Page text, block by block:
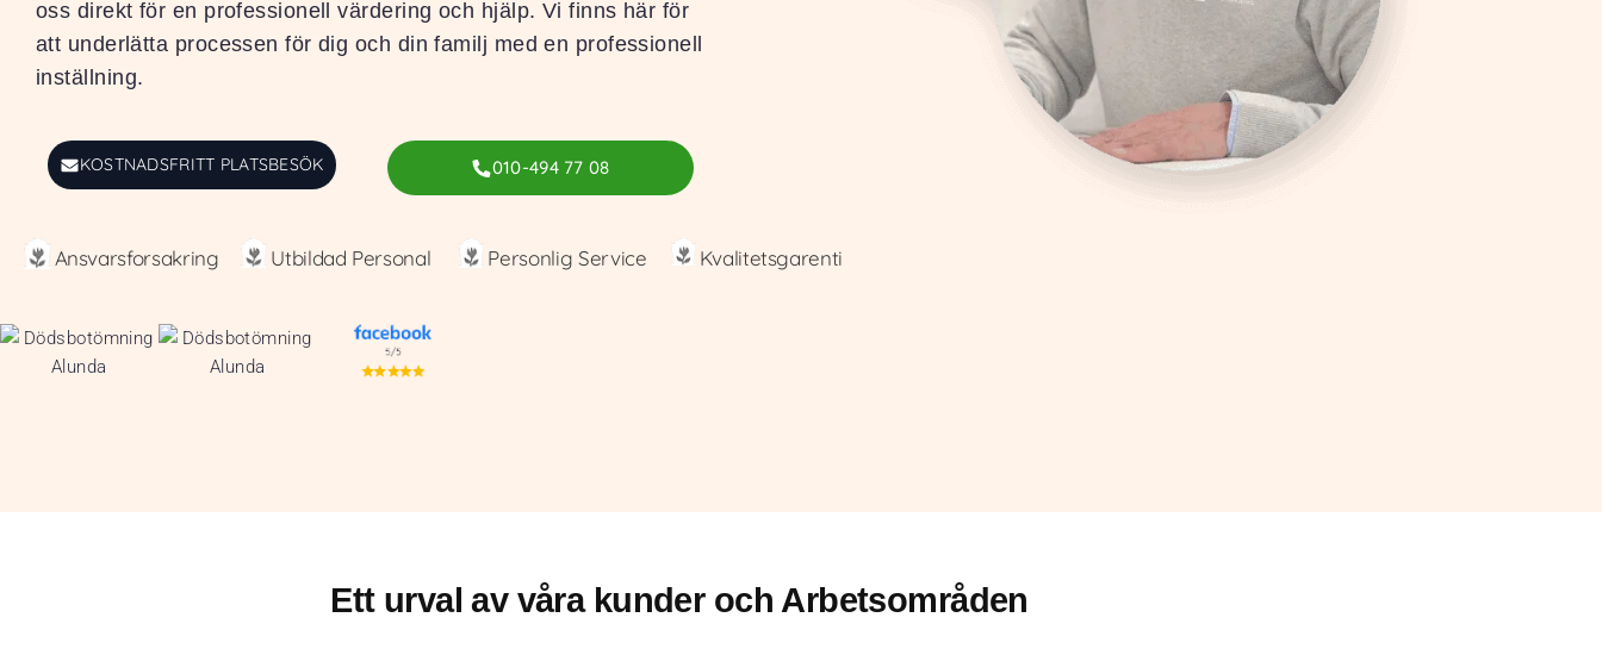
oss direkt för en professionell värdering och hjälp. Vi finns här för
att underlätta processen för dig och din familj med en professionell
inställning.
KOSTNADSFRITT PLATSBESÖK 010-494 77 08
Ansvarsforsakring Utbildad Personal Personlig Service Kvalitetsgarenti
Ett urval av våra kunder och Arbetsområden